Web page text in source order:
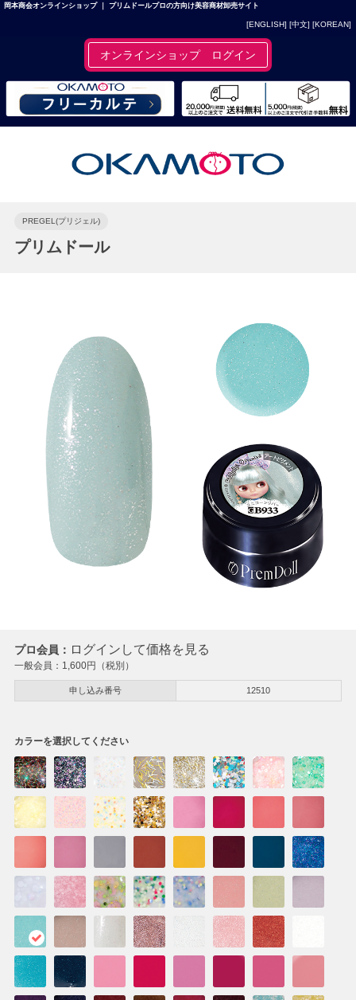
岡本商会オンラインショップ ｜ プリムドールプロの方向け美容商材卸売サイト
[ENGLISH] [中文] [KOREAN]
オンラインショップ ログイン
PREGEL(プリジェル)
プリムドール
プロ会員： ログインして価格を見る
一般会員： 1,600円（税別）
申し込み番号 12510
カラーを選択してください